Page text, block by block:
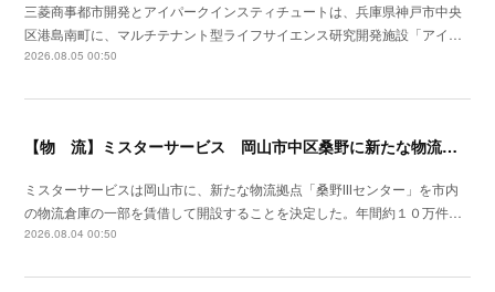
三菱商事都市開発とアイパークインスティチュートは、兵庫県神戸市中央
区港島南町に、マルチテナント型ライフサイエンス研究開発施設「アイ…
2026.08.05 00:50
【物 流】ミスターサービス 岡山市中区桑野に新たな物流拠点を増設
ミスターサービスは岡山市に、新たな物流拠点「桑野Ⅲセンター」を市内
の物流倉庫の一部を賃借して開設することを決定した。年間約１０万件…
2026.08.04 00:50